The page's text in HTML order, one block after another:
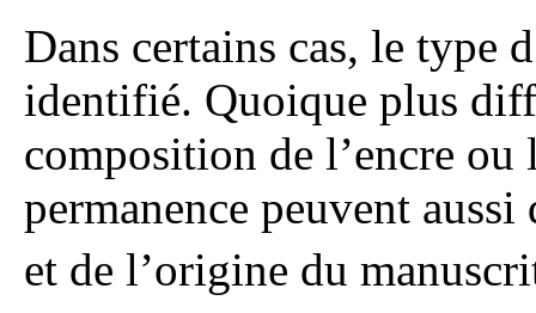
Dans certains cas, le type
identifié. Quoique plus
composition de l’encre ou
permanence peuvent
et de l’origine du